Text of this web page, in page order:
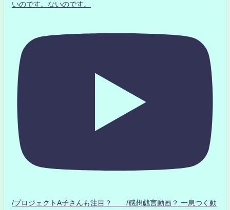
いのです。ないのです。
/プロジェクトA子さんも注目？ /感想戯言動画？.一息つく動